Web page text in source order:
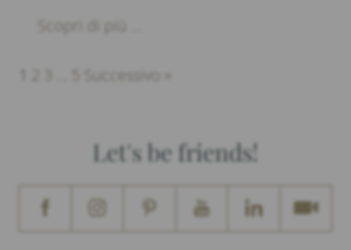
Scopri di più ...
Successivo »
Let's be friends!